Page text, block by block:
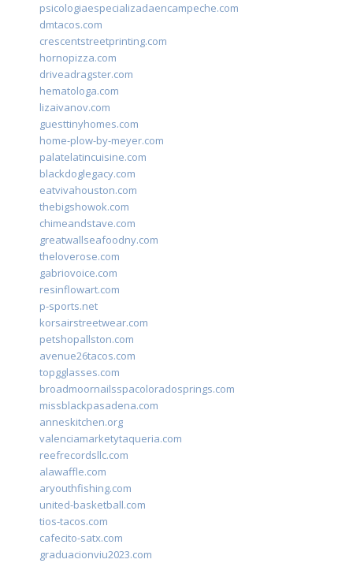
psicologiaespecializadaencampeche.com
dmtacos.com
crescentstreetprinting.com
hornopizza.com
driveadragster.com
hematologa.com
lizaivanov.com
guesttinyhomes.com
home-plow-by-meyer.com
palatelatincuisine.com
blackdoglegacy.com
eatvivahouston.com
thebigshowok.com
chimeandstave.com
greatwallseafoodny.com
theloverose.com
gabriovoice.com
resinflowart.com
p-sports.net
korsairstreetwear.com
petshopallston.com
avenue26tacos.com
topgglasses.com
broadmoornailsspacoloradosprings.com
missblackpasadena.com
anneskitchen.org
valenciamarketytaqueria.com
reefrecordsllc.com
alawaffle.com
aryouthfishing.com
united-basketball.com
tios-tacos.com
cafecito-satx.com
graduacionviu2023.com